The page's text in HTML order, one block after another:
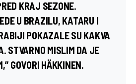
KRAJ SEZONE.
U BRAZILU, KATARU I
POKAZALE SU KAKVA
STVARNO MISLIM DA JE
GOVORI HÄKKINEN.